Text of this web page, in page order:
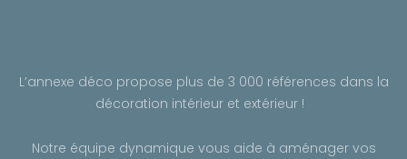
L’annexe déco propose plus de 3 000 références dans la
décoration intérieur et extérieur !
Notre équipe dynamique vous aide à aménager vos